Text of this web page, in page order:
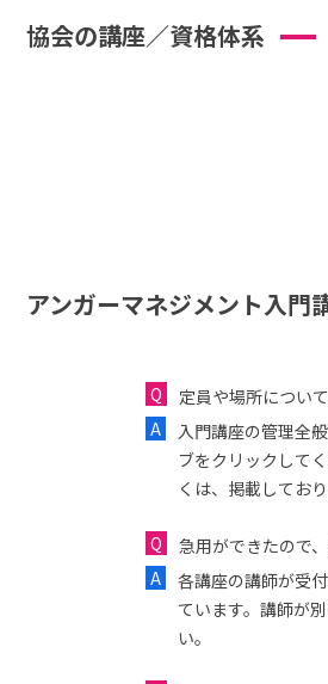
協会の講座／資格体系
アンガーマネジメント入門
定員や場所につい
入門講座の管理全
ブをクリックして
くは、掲載してお
急用ができたので
各講座の講師が受
ています。講師が
い。